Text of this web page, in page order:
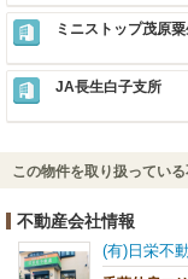
ミニストップ茂原
JA長生白子支所
この物件を取り扱ってい
不動産会社情報
(有)日栄不